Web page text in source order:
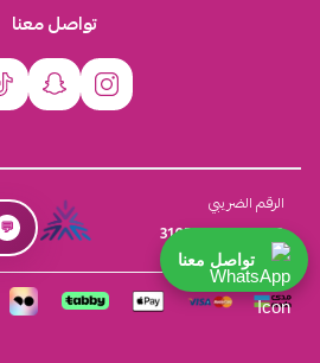
تواصل معنا
الرقم الضريبي
310555259800003
💬
تواصل معنا